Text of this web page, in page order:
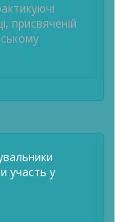
присвяченій
участь у